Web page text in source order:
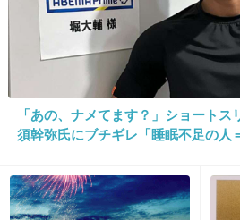
はXと共に過ごして来ました
亡くなって１５年
それでもお誕生日をお祝い
ん
あなたがいたバンドを好き
に思います
「あの、ナメてます？」ショート
須幹弥氏にブチギレ「睡眠不足の人